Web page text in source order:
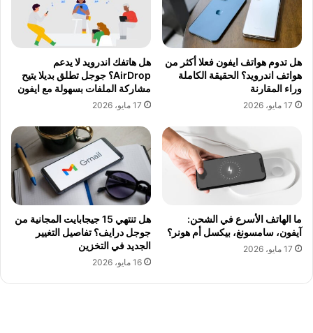
هل تدوم هواتف ايفون فعلا أكثر من
هواتف اندرويد؟ الحقيقة الكاملة
وراء المقارنة
17 مايو، 2026
هل هاتفك اندرويد لا يدعم
AirDrop؟ جوجل تطلق بديلا يتيح
مشاركة الملفات بسهولة مع ايفون
17 مايو، 2026
ما الهاتف الأسرع في الشحن:
آيفون، سامسونغ، بيكسل أم هونر؟
17 مايو، 2026
هل تنتهي 15 جيجابايت المجانية من
جوجل درايف؟ تفاصيل التغيير
الجديد في التخزين
16 مايو، 2026